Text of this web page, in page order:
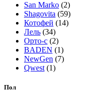
San Marko (2)
Shagovita (59)
Котофей (14)
Лель (34)
Орто-с (2)
BADEN (1)
NewGen (7)
Qwest (1)
Пол